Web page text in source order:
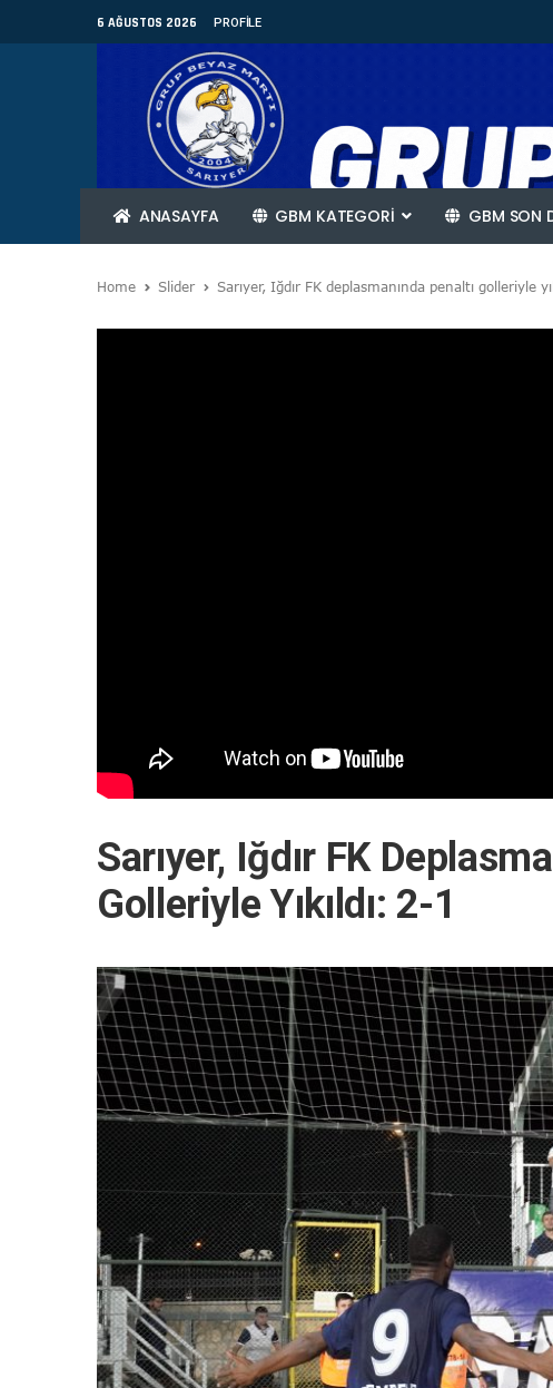
6 AĞUSTOS 2026 PROFILE
ANASAYFA GBM KATEGORİ GBM SON
Home Slider Sarıyer, Iğdır FK deplasmanında penaltı golleriyle
Sarıyer, Iğdır FK
Golleriyle Yıkıldı: 2-1